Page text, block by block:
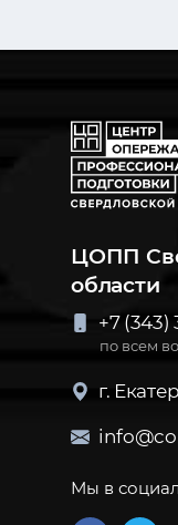
ЦОПП
области
+7 (343)
по всем
г.
Мы в